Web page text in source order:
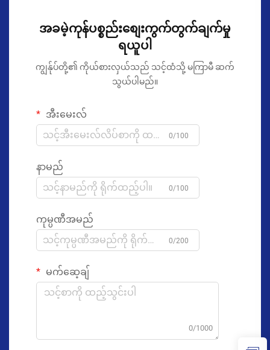
အခမဲ့ကုန်ပစ္စည်းစျေးကွက်တွက်ချက်မှု
ရယူပါ
ကျွန်ုပ်တို့၏ ကိုယ်စားလှယ်သည် သင့်ထံသို့ မကြာမီ ဆက်
သွယ်ပါမည်။
အီးမေးလ်
0/100
နာမည်
0/100
ကုမ္ပဏီအမည်
0/200
မက်ဆေ့ချ်
0/1000